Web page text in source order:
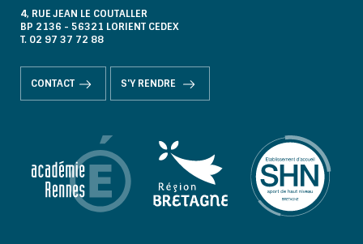
4, RUE JEAN LE COUTALLER
BP 2136 - 56321 LORIENT CEDEX
T. 02 97 37 72 88
CONTACT S'Y RENDRE